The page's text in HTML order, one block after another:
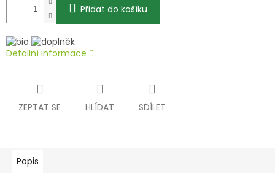
Přidat do košíku
Detailní informace
ZEPTAT SE HLÍDAT SDÍLET
Popis